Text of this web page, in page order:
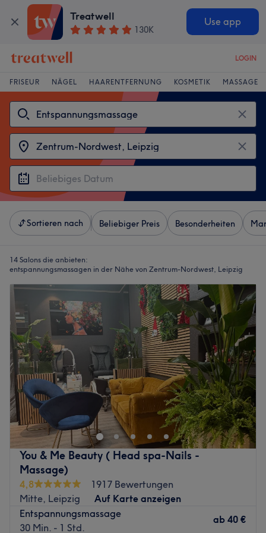
Treatwell
130K
Use app
LOGIN
FRISEUR NÄGEL HAARENTFERNUNG KOSMETIK MASSAGE
Sortieren nach Beliebiger Preis Besonderheiten
14 Salons die anbieten:
entspannungsmassagen in der Nähe von Zentrum-Nordwest, Leipzig
You & Me Beauty ( Head spa-Nails -
Massage)
4,8
1917 Bewertungen
Mitte, Leipzig
Auf Karte anzeigen
Entspannungsmassage
30 Min. - 1 Std.
ab 40 €